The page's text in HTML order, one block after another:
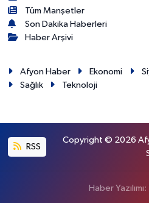
Tüm Manşetler
Son Dakika Haberleri
Haber Arşivi
Afyon Haber Ekonomi
Sağlık
Teknoloji
RSS
Copyright © 2026
Haber Yazılımı: